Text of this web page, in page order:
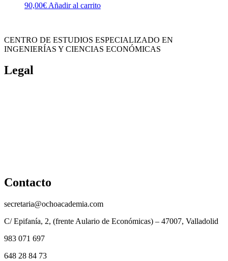
90,00€ Añadir al carrito
CENTRO DE ESTUDIOS ESPECIALIZADO EN
INGENIERÍAS Y CIENCIAS ECONÓMICAS
Legal
Contacto
secretaria@ochoacademia.com
C/ Epifanía, 2, (frente Aulario de Económicas) – 47007, Valladolid
983 071 697
648 28 84 73